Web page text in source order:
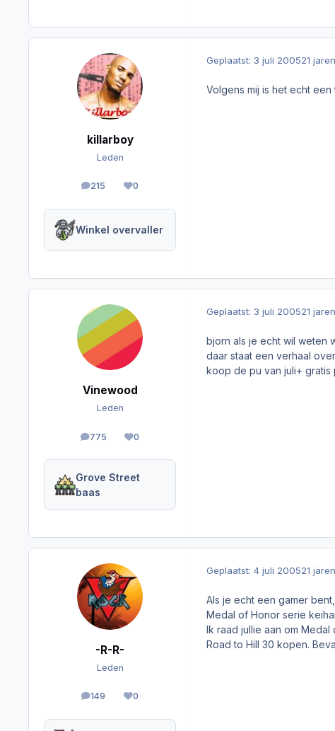
killarboy
Leden
215
berichten0
Reputation
Winkel overvaller
Geplaatst: 3 juli 200521 jaren
Volgens mij is het echt een
Vinewood
Leden
775
berichten0
Reputation
Grove Street
baas
Geplaatst: 3 juli 200521 jaren
bjorn als je echt wil weten
daar staat een verhaal
koop de pu van juli+ gratis
-R-R-
Leden
149
berichten0
Reputation
Geplaatst: 4 juli 200521 jaren
Als je echt een gamer
Medal of Honor serie
Ik raad jullie aan om
Road to Hill 30 kopen.